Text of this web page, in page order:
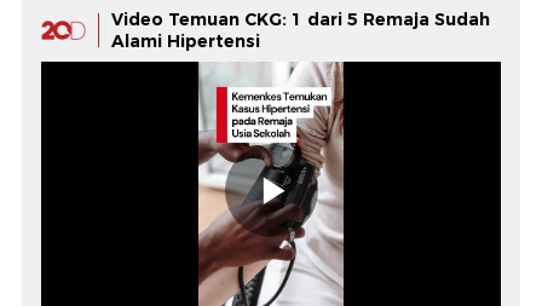
Video Temuan CKG: 1 dari 5 Remaja Sudah
Alami Hipertensi